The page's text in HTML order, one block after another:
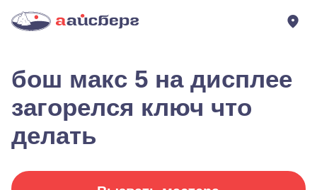
бош макс 5 на дисплее
загорелся ключ что
делать